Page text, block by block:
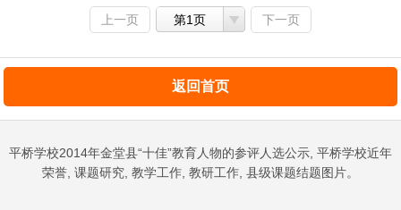
上一页 第1页 下一页
返回首页
平桥学校2014年金堂县“十佳”教育人物的参评人选公示, 平桥学校近年
荣誉, 课题研究, 教学工作, 教研工作, 县级课题结题图片。